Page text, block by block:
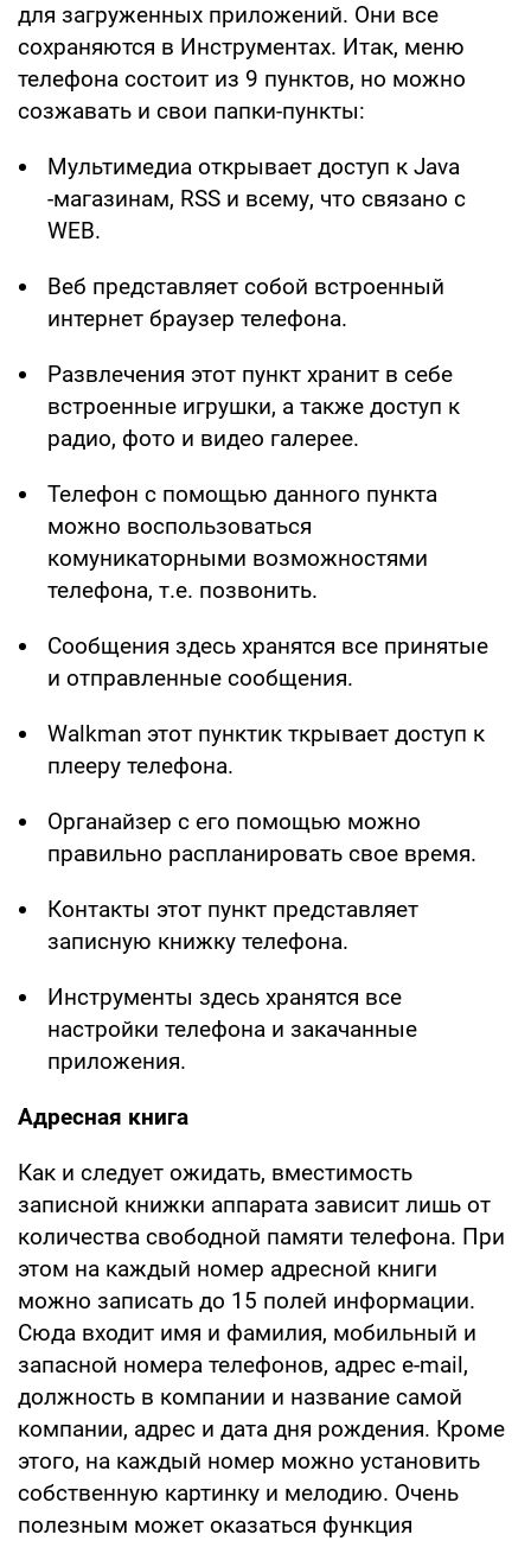
для загруженных приложений. Они все
сохраняются в Инструментах. Итак, меню
телефона состоит из 9 пунктов, но можно
созжавать и свои папки-пункты:
Мультимедиа открывает доступ к Java
-магазинам, RSS и всему, что связано с
WEB.
Веб представляет собой встроенный
интернет браузер телефона.
Развлечения этот пункт хранит в себе
встроенные игрушки, а также доступ к
радио, фото и видео галерее.
Телефон с помощью данного пункта
можно воспользоваться
комуникаторными возможностями
телефона, т.е. позвонить.
Сообщения здесь хранятся все принятые
и отправленные сообщения.
Walkman этот пунктик ткрывает доступ к
плееру телефона.
Органайзер с его помощью можно
правильно распланировать свое время.
Контакты этот пункт представляет
записную книжку телефона.
Инструменты здесь хранятся все
настройки телефона и закачанные
приложения.
Адресная книга
Как и следует ожидать, вместимость
записной книжки аппарата зависит лишь от
количества свободной памяти телефона. При
этом на каждый номер адресной книги
можно записать до 15 полей информации.
Сюда входит имя и фамилия, мобильный и
запасной номера телефонов, адрес e-mail,
должность в компании и название самой
компании, адрес и дата дня рождения. Кроме
этого, на каждый номер можно установить
собственную картинку и мелодию. Очень
полезным может оказаться функция